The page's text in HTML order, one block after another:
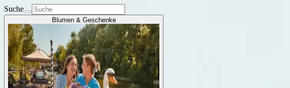
Suche
Blumen & Geschenke